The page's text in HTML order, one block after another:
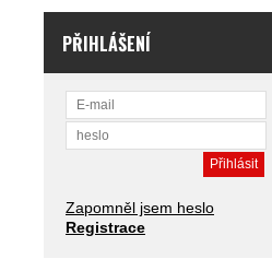
PŘIHLÁŠENÍ
Zapomněl jsem heslo
Registrace